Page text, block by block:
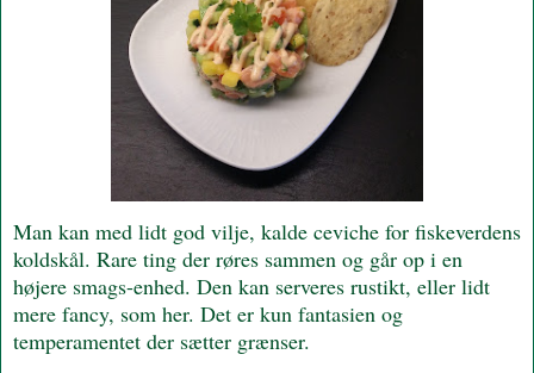
Man kan med lidt god vilje, kalde ceviche for fiskeverdens
koldskål. Rare ting der røres sammen og går op i en
højere smags-enhed. Den kan serveres rustikt, eller lidt
mere fancy, som her. Det er kun fantasien og
temperamentet der sætter grænser.